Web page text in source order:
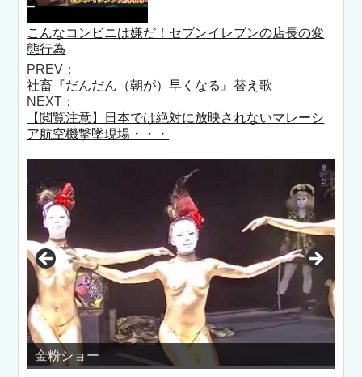
こんなコンビニは嫌だ！セブンイレブンの店長の変
態行為
PREV：
社畜『だんだん（朝が）早くなる』替え歌
NEXT：
【閲覧注意】日本では絶対に放映されないマレーシ
ア航空機撃墜現場・・・